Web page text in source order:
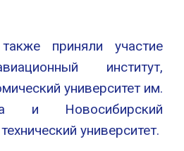
приняли участие
институт,
университет им.
и Новосибирский
университет.